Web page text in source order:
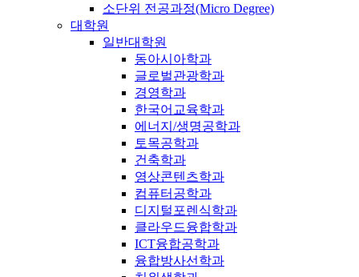
소단위 전공과정(Micro Degree)
대학원
일반대학원
동아시아학과
글로벌관광학과
경영학과
한국어교육학과
에너지/생명공학과
토목공학과
건축학과
영상콘텐츠학과
컴퓨터공학과
디지털포렌식학과
클라우드융합학과
ICT융합공학과
융합방사선학과